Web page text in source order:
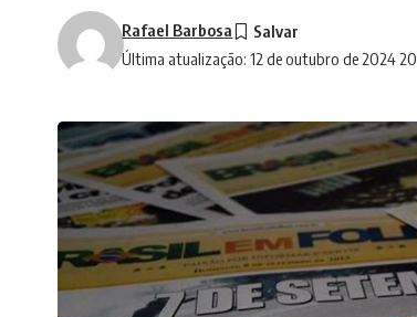
Última atualização: 12 de outubro de 2024
Rafael Barbosa